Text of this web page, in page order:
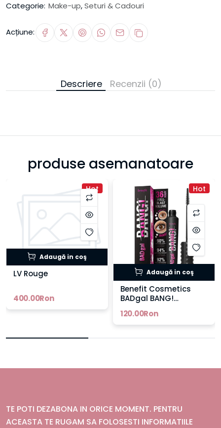
Categorie: Make-up,Seturi & Cadouri
Acțiune:
Descriere Recenzii (0)
produse asemanatoare
Hot
Adaugă in coş
LV Rouge
400.00Ron
Hot
Adaugă in coş
Benefit Cosmetics
BADgal BANG!
120.00Ron
TE POTI DEZABONA IN ORICE MOMENT. PENTRU
ACEASTA TE RUGAM SA FOLOSESTI INFORMATIILE